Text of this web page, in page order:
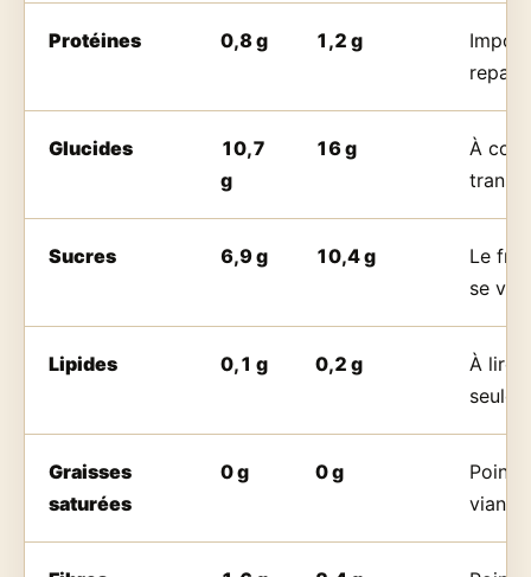
Protéines 0,8 g 1,2 g
repas
Glucides
10,7
g
16 g
À
Sucres 6,9 g 10,4 g
Le
se
Lipides 0,1 g 0,2 g
À lire
Graisses
saturées
0 g 0 g
Point